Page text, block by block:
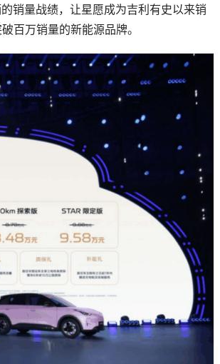
销量战绩，让星愿成为吉利有史以来销
百万销量的新能源品牌。